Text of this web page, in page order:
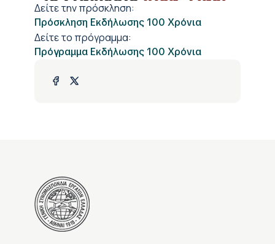
Δείτε την πρόσκληση:
Πρόσκληση Εκδήλωσης 100 Χρόνια
Δείτε το πρόγραμμα:
Πρόγραμμα Εκδήλωσης 100 Χρόνια